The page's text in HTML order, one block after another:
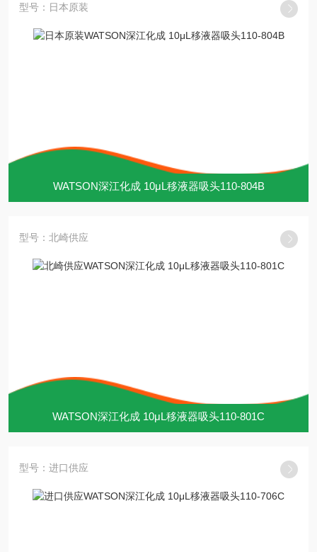
型号：日本原装
WATSON深江化成 10μL移液器吸头110-804B
型号：北崎供应
WATSON深江化成 10μL移液器吸头110-801C
型号：进口供应